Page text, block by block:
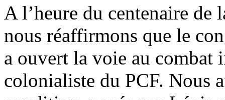
A l’heure du centenaire
nous réaffirmons que le
a ouvert la voie au combat
colonialiste du PCF. Nous